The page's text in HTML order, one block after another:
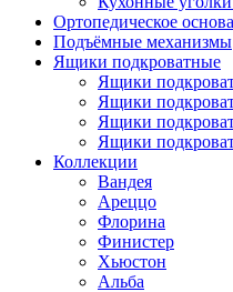
Ортопедическое
Подъёмные механизмы
Ящики подкроватные
Ящики
Ящики
Ящики
Ящики
Коллекции
Вандея
Ареццо
Флорина
Финистер
Хьюстон
Альба